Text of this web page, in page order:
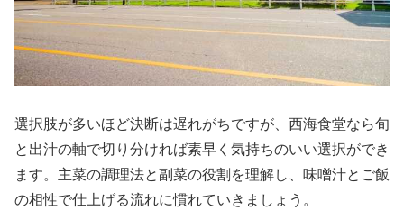
選択肢が多いほど決断は遅れがちですが、西海食堂なら旬
と出汁の軸で切り分ければ素早く気持ちのいい選択ができ
ます。主菜の調理法と副菜の役割を理解し、味噌汁とご飯
の相性で仕上げる流れに慣れていきましょう。